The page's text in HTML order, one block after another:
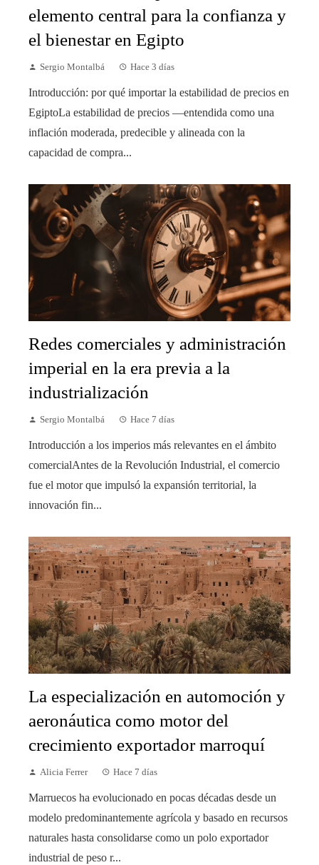
elemento central para la confianza y
el bienestar en Egipto
Sergio Montalbá Hace 3 días
Introducción: por qué importar la estabilidad de precios en
EgiptoLa estabilidad de precios —entendida como una
inflación moderada, predecible y alineada con la
capacidad de compra...
Redes comerciales y administración
imperial en la era previa a la
industrialización
Sergio Montalbá Hace 7 días
Introducción a los imperios más relevantes en el ámbito
comercialAntes de la Revolución Industrial, el comercio
fue el motor que impulsó la expansión territorial, la
innovación fin...
La especialización en automoción y
aeronáutica como motor del
crecimiento exportador marroquí
Alicia Ferrer Hace 7 días
Marruecos ha evolucionado en pocas décadas desde un
modelo predominantemente agrícola y basado en recursos
naturales hasta consolidarse como un polo exportador
industrial de peso r...